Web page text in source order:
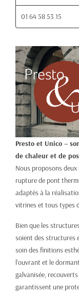
01 64 58 53 15
Presto et Unico –
de chaleur et de
Nous proposons
rupture de pont
adaptés à la
vitrines et tous types
Bien que les
soient des structures
soin des finitions
l’ouvrant et le
galvanisée,
garantissent une